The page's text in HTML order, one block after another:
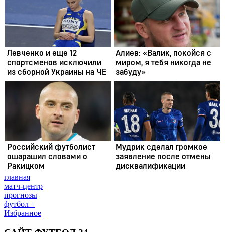
главная
матч-центр
прогнозы
футбол +
Избранное